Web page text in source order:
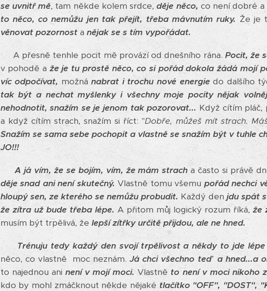
se uvnitř mě, tam někde kolem srdce,děje něco, co není dobré a
to něco, co nemůžu jen tak přejít, třeba mávnutím ruky. Že je
věnovat pozornost a nějak se s tím vypořádat.
A přesně tenhle pocit mě provází od dnešního rána. Pocit, že
v pohodě a že je tu prostě něco, co si pořád dokola žádá mojí
víc odpočívat, možnánabrat i trochu nové energiedo dalšího
tak být a nechat myšlenky i všechny moje pocity nějak
nehodnotit, snažím se je jenom tak pozorovat... Když cítím
a když cítím strach, snažím si říct: "Dobře, můžeš mít strach.
Snažím se sama sebe pochopit a vlastně se snažím být v tuhle
JO!!!
A já vím, že se bojím, vím, že mám stracha často si právě
děje snad ani není skutečný.Vlastně tomu všemu pořád nechci
hloupý sen, ze kterého se nemůžu probudit. Každý den jdu spát
že zítra už bude třeba lépe. A přitom můj logický rozum říká,že
musím být trpělivá, že lepší zítřky určitě přijdou, ale ne hned.
Trénuju tedy každý den svojí trpělivost a někdy to jde
něco, co vlastně moc neznám.Já chci všechno teď a hned...a
to najednou ani není v mojí moci.Vlastně to není v moci nikoho
kdo by mohl zmáčknout někde nějaké tlačítko "OFF", "DOST",